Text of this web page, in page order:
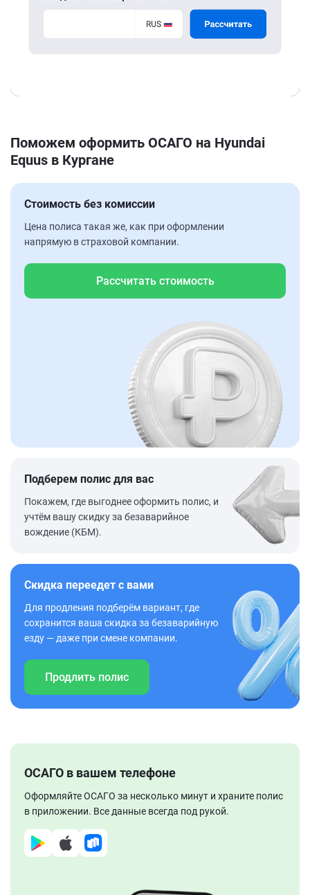
Поможем оформить ОСАГО на Hyundai
Equus в Кургане
Стоимость без комиссии
Цена полиса такая же, как при оформлении
напрямую в страховой компании.
Рассчитать стоимость
Подберем полис для вас
Покажем, где выгоднее оформить полис, и
учтём вашу скидку за безаварийное
вождение (КБМ).
Скидка переедет с вами
Для продления подберём вариант, где
сохранится ваша скидка за безаварийную
езду — даже при смене компании.
Продлить полис
ОСАГО в вашем телефоне
Оформляйте ОСАГО за несколько минут и храните полис
в приложении. Все данные всегда под рукой.